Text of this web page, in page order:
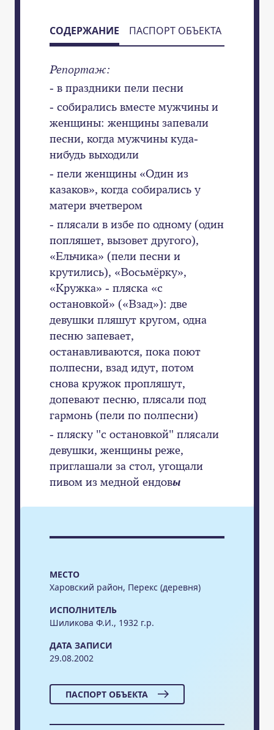
МЕСТО
Харовский район, Перекс (деревня)
ИСПОЛНИТЕЛЬ
Шиликова Ф.И., 1932 г.р.
ДАТА ЗАПИСИ
29.08.2002
ПАСПОРТ ОБЪЕКТА
СОДЕРЖАНИЕ ПАСПОРТ ОБЪЕКТА
Репортаж:
- в праздники пели песни
- собирались вместе мужчины и
женщины: женщины запевали
песни, когда мужчины куда-
нибудь выходили
- пели женщины «Один из
казаков», когда собирались у
матери вчетвером
- плясали в избе по одному (один
попляшет, вызовет другого),
«Ельчика» (пели песни и
крутились), «Восьмёрку»,
«Кружка» - пляска «с
остановкой» («Взад»): две
девушки пляшут кругом, одна
песню запевает,
останавливаются, пока поют
полпесни, взад идут, потом
снова кружок пропляшут,
допевают песню, плясали под
гармонь (пели по полпесни)
- пляску "с остановкой" плясали
девушки, женщины реже,
приглашали за стол, угощали
пивом из медной ендовы